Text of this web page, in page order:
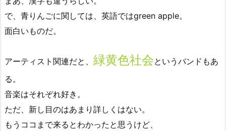
で、青りんごに関しては、英語ではgreen apple。
面白いものだ。
アーティスト関連だと、 緑黄色社会というバンドもあ
る。
音楽はそれぞれ好き。
ただ、新し目のはあまり詳しくはない。
もうココまで来るとわかったと思うけど、